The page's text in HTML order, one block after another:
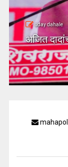
uday dahale
अजित